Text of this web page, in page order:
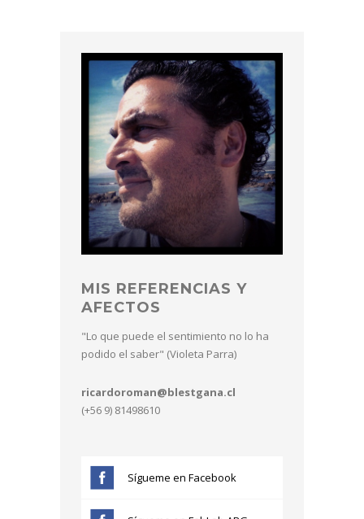
MIS REFERENCIAS Y
AFECTOS
"Lo que puede el sentimiento no lo ha
podido el saber" (Violeta Parra)
ricardoroman@blestgana.cl
(+56 9) 81498610
Sígueme en Facebook